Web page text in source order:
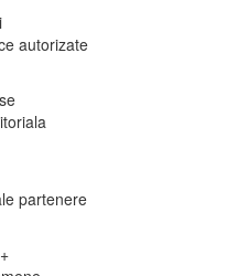
autorizate
partenere
+